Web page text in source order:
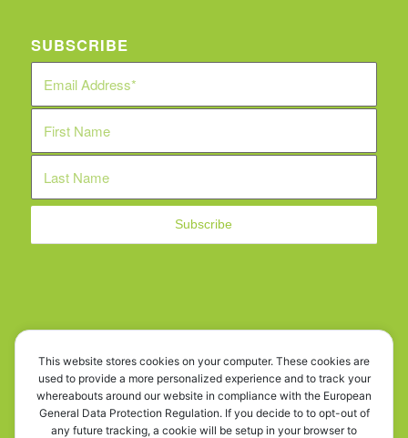
SUBSCRIBE
This website stores cookies on your computer. These cookies are
used to provide a more personalized experience and to track your
whereabouts around our website in compliance with the European
General Data Protection Regulation. If you decide to to opt-out of
any future tracking, a cookie will be setup in your browser to